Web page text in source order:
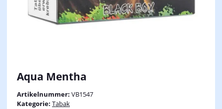
Aqua Mentha
Artikelnummer: VB1547
Kategorie: Tabak